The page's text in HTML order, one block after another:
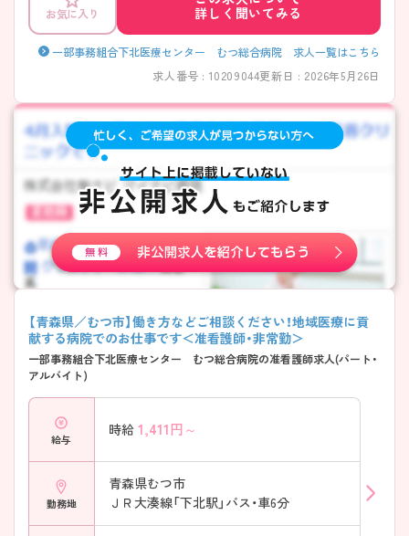
お気に入り
詳しく聞いてみる
一部事務組合下北医療センター むつ総合病院 求人一覧はこちら
求人番号 : 10209044更新日 : 2026年5月26日
【青森県／むつ市】働き方などご相談ください！地域医療に貢
献する病院でのお仕事です＜准看護師・非常勤＞
一部事務組合下北医療センター むつ総合病院の准看護師求人(パート・
アルバイト)
給与
時給 1,411円～
勤務地
青森県むつ市
ＪＲ大湊線「下北駅」バス・車6分